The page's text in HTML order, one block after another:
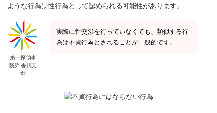
ような行為は性行為として認められる可能性があります。
第一探偵事
務所 香川支
部
実際に性交渉を行っていなくても、類似する行
為は不貞行為とされることが一般的です。